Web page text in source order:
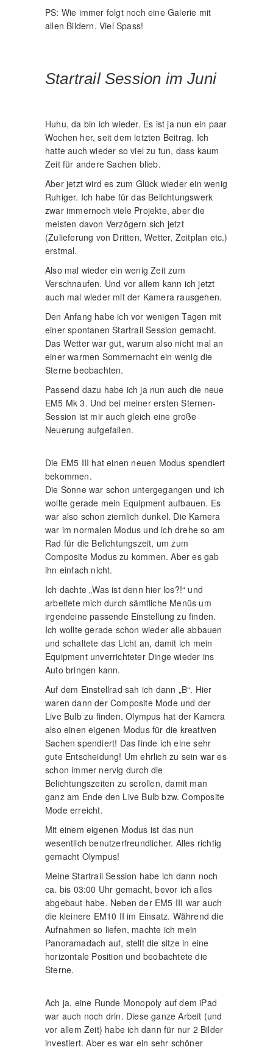
PS: Wie immer folgt noch eine Galerie mit
allen Bildern. Viel Spass!
Startrail Session im Juni
Huhu, da bin ich wieder. Es ist ja nun ein paar
Wochen her, seit dem letzten Beitrag. Ich
hatte auch wieder so viel zu tun, dass kaum
Zeit für andere Sachen blieb.
Aber jetzt wird es zum Glück wieder ein wenig
Ruhiger. Ich habe für das Belichtungswerk
zwar immernoch viele Projekte, aber die
meisten davon Verzögern sich jetzt
(Zulieferung von Dritten, Wetter, Zeitplan etc.)
erstmal.
Also mal wieder ein wenig Zeit zum
Verschnaufen. Und vor allem kann ich jetzt
auch mal wieder mit der Kamera rausgehen.
Den Anfang habe ich vor wenigen Tagen mit
einer spontanen Startrail Session gemacht.
Das Wetter war gut, warum also nicht mal an
einer warmen Sommernacht ein wenig die
Sterne beobachten.
Passend dazu habe ich ja nun auch die neue
EM5 Mk 3. Und bei meiner ersten Sternen-
Session ist mir auch gleich eine große
Neuerung aufgefallen.
Die EM5 III hat einen neuen Modus spendiert
bekommen.
Die Sonne war schon untergegangen und ich
wollte gerade mein Equipment aufbauen. Es
war also schon ziemlich dunkel. Die Kamera
war im normalen Modus und ich drehe so am
Rad für die Belichtungszeit, um zum
Composite Modus zu kommen. Aber es gab
ihn einfach nicht.
Ich dachte „Was ist denn hier los?!“ und
arbeitete mich durch sämtliche Menüs um
irgendeine passende Einstellung zu finden.
Ich wollte gerade schon wieder alle abbauen
und schaltete das Licht an, damit ich mein
Equipment unverrichteter Dinge wieder ins
Auto bringen kann.
Auf dem Einstellrad sah ich dann „B“. Hier
waren dann der Composite Mode und der
Live Bulb zu finden. Olympus hat der Kamera
also einen eigenen Modus für die kreativen
Sachen spendiert! Das finde ich eine sehr
gute Entscheidung! Um ehrlich zu sein war es
schon immer nervig durch die
Belichtungszeiten zu scrollen, damit man
ganz am Ende den Live Bulb bzw. Composite
Mode erreicht.
Mit einem eigenen Modus ist das nun
wesentlich benutzerfreundlicher. Alles richtig
gemacht Olympus!
Meine Startrail Session habe ich dann noch
ca. bis 03:00 Uhr gemacht, bevor ich alles
abgebaut habe. Neben der EM5 III war auch
die kleinere EM10 II im Einsatz. Während die
Aufnahmen so liefen, machte ich mein
Panoramadach auf, stellt die sitze in eine
horizontale Position und beobachtete die
Sterne.
Ach ja, eine Runde Monopoly auf dem iPad
war auch noch drin. Diese ganze Arbeit (und
vor allem Zeit) habe ich dann für nur 2 Bilder
investiert. Aber es war ein sehr schöner